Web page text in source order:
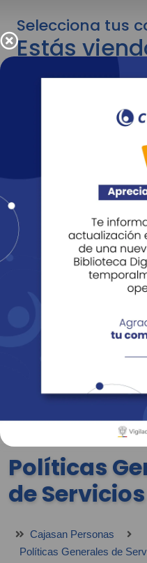
Selecciona tus
Estás
para
Para cambiar al
adelante recuerda
Entendido
Revista Fácil Vivir
Sedes
Políticas
de Servicios
Cajasan Personas
Políticas Generales de